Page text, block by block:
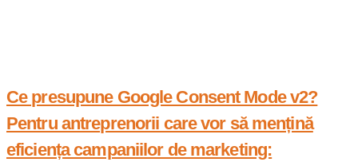
Ce presupune Google Consent Mode v2?
Pentru antreprenorii care vor să mențină
eficiența campaniilor de marketing: